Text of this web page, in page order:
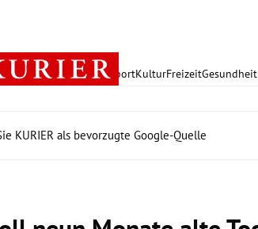
PolitikWirtschaft SportKulturFreizeitGesundheit
KURIER als bevorzugte Google-Quelle